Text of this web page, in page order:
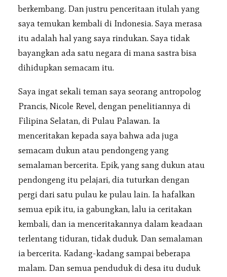
berkembang. Dan justru penceritaan itulah yang
saya temukan kembali di Indonesia. Saya merasa
itu adalah hal yang saya rindukan. Saya tidak
bayangkan ada satu negara di mana sastra bisa
dihidupkan semacam itu.
Saya ingat sekali teman saya seorang antropolog
Prancis, Nicole Revel, dengan penelitiannya di
Filipina Selatan, di Pulau Palawan. Ia
menceritakan kepada saya bahwa ada juga
semacam dukun atau pendongeng yang
semalaman bercerita. Epik, yang sang dukun atau
pendongeng itu pelajari, dia tuturkan dengan
pergi dari satu pulau ke pulau lain. Ia hafalkan
semua epik itu, ia gabungkan, lalu ia ceritakan
kembali, dan ia menceritakannya dalam keadaan
terlentang tiduran, tidak duduk. Dan semalaman
ia bercerita. Kadang-kadang sampai beberapa
malam. Dan semua penduduk di desa itu duduk